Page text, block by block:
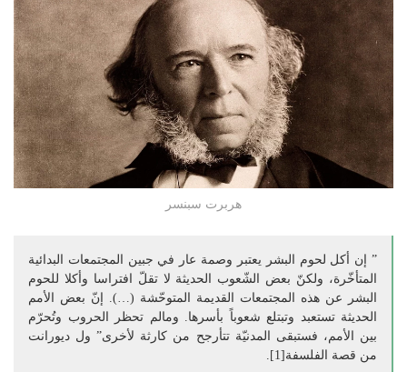
هربرت سبنسر
” إن أكل لحوم البشر يعتبر وصمة عار في جبين المجتمعات البدائية
المتأخّرة، ولكنّ بعض الشّعوب الحديثة لا تقلّ افتراسا وأكلا للحوم
البشر عن هذه المجتمعات القديمة المتوحّشة (…). إنّ بعض الأمم
الحديثة تستعبد وتبتلع شعوباً بأسرها. ومالم تحظر الحروب وتُحرّم
بين الأمم، فستبقى المدنيّة تتأرجح من كارثة لأخرى” ول ديورانت
من قصة الفلسفة[1].